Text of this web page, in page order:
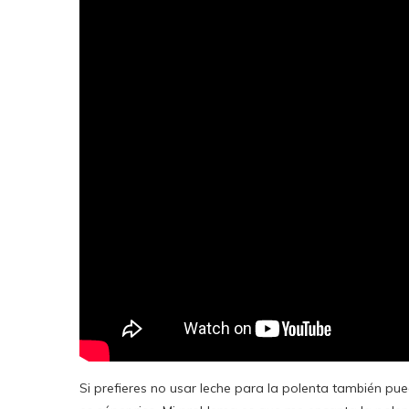
Si prefieres no usar leche para la polenta también